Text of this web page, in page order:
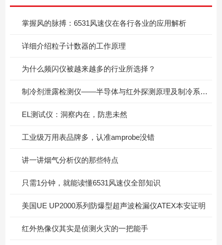
掌握风的脉搏：6531风速仪在各行各业的应用解析
详细介绍粒子计数器的工作原理
为什么频闪仪被越来越多的行业所选择？
制冷剂泄露检测仪——半导体与红外探测原理及制冷系统检漏应用
EL测试仪：洞察内在，防患未然
工业级万用表品牌多，认准amprobe没错
讲一讲烟气分析仪的那些特点
只需1分钟，就能读懂6531风速仪全部知识
美国UE UP2000系列防爆型超声波检漏仪ATEX本安证明
红外热像仪其实是侦测火灾的一把能手